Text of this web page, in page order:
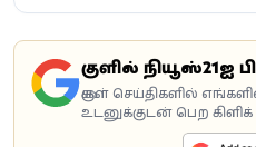
கூகுளில்
கூகுள் செய்திகளில்
உடனுக்குடன் பெற கிளிக்